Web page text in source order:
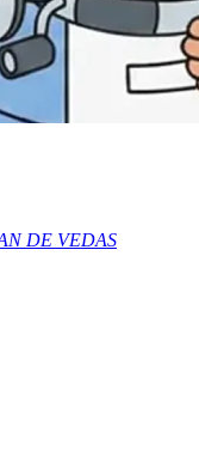
DE VEDAS